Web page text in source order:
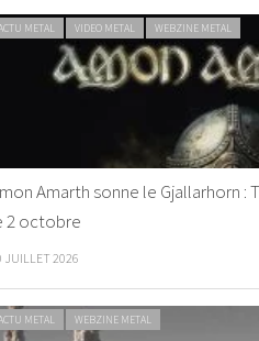
METAL VIDEO METAL WEBZINE METAL
Amarth sonne le Gjallarhorn :
2 octobre
JUILLET 2026
METAL WEBZINE METAL